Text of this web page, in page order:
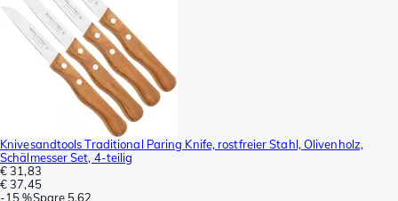
Knivesandtools Traditional Paring Knife, rostfreier Stahl, Olivenholz,
Schälmesser Set, 4-teilig
€ 31,83
€ 37,45
-15 %Spare 5,62